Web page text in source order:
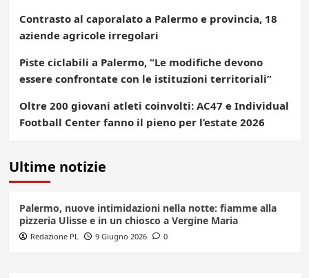
Contrasto al caporalato a Palermo e provincia, 18
aziende agricole irregolari
Piste ciclabili a Palermo, “Le modifiche devono
essere confrontate con le istituzioni territoriali”
Oltre 200 giovani atleti coinvolti: AC47 e Individual
Football Center fanno il pieno per l’estate 2026
Ultime notizie
Palermo, nuove intimidazioni nella notte: fiamme alla
pizzeria Ulisse e in un chiosco a Vergine Maria
Redazione PL 9 Giugno 2026 0